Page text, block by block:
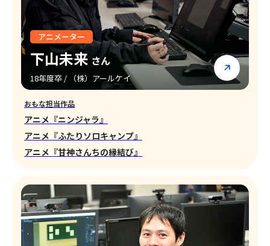
アニメーター
下山未来さん
18年度卒 / （株）アールケイ
おもな担当作品
アニメ『ニンジャラ』
アニメ『ふたりソロキャンプ』
アニメ『甘神さんちの縁結び』